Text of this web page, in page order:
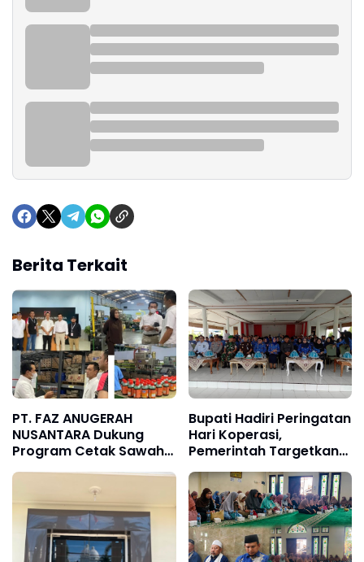
Berita Terkait
PT. FAZ ANUGERAH
NUSANTARA Dukung
Program Cetak Sawah
Nasional Lewat
Pengadaan Pupuk dan
Pestisida
Bupati Hadiri Peringatan
Hari Koperasi,
Pemerintah Targetkan
80.000 KDMP